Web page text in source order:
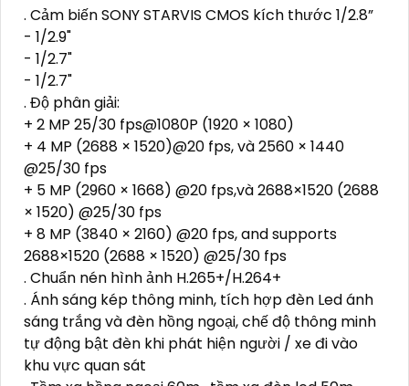
. Cảm biến SONY STARVIS CMOS kích thước 1/2.8”
- 1/2.9"
- 1/2.7"
- 1/2.7"
. Độ phân giải:
+ 2 MP 25/30 fps@1080P (1920 × 1080)
+ 4 MP (2688 × 1520)@20 fps, và 2560 × 1440
@25/30 fps
+ 5 MP (2960 × 1668) @20 fps,và 2688×1520 (2688
× 1520) @25/30 fps
+ 8 MP (3840 × 2160) @20 fps, and supports
2688×1520 (2688 × 1520) @25/30 fps
. Chuẩn nén hình ảnh H.265+/H.264+
. Ánh sáng kép thông minh, tích hợp đèn Led ánh
sáng trắng và đèn hồng ngoại, chế độ thông minh
tự động bật đèn khi phát hiện người / xe đi vào
khu vực quan sát